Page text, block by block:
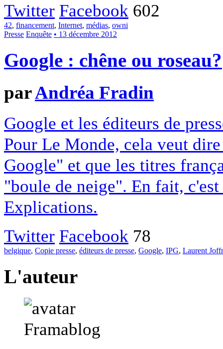
Twitter Facebook 602
42, financement, Internet, médias, owni
Presse Enquête • 13 décembre 2012
Google : chêne ou roseau?
parAndréa Fradin
Google et les éditeurs de
Pour Le Monde, cela veut
Google" et que les titres
"boule de neige". En fait,
Explications.
Twitter Facebook 78
belgique, Copie presse, éditeurs de presse, Google, IPG, Laurent
L'auteur